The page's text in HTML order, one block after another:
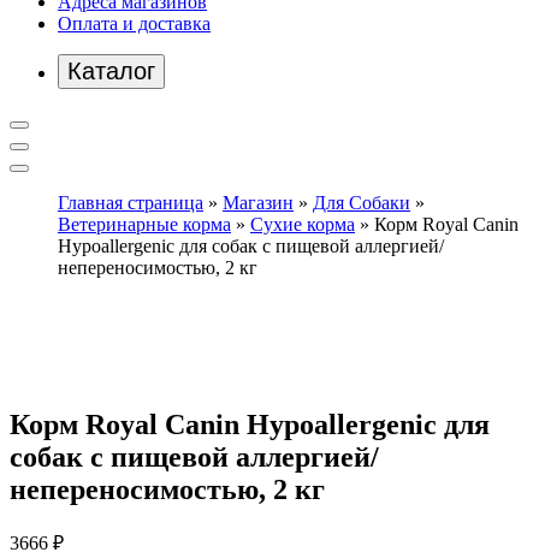
Оплата и доставка
Каталог
Главная страница » Магазин » Для Собаки »
Ветеринарные корма » Сухие корма » Корм Royal Canin
Hypoallergenic для собак с пищевой аллергией/
непереносимостью, 2 кг
Корм Royal Canin Hypoallergenic для
собак с пищевой аллергией/
непереносимостью, 2 кг
3666 ₽